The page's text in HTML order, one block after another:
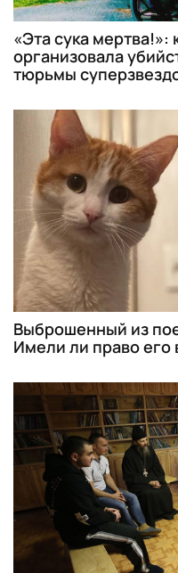
«Эта сука
организовала
тюрьмы
Выброшенный из
Имели ли право его